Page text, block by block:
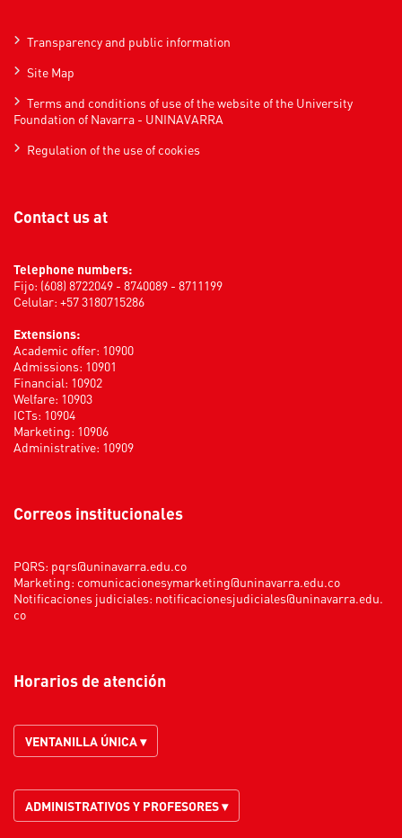
Transparency and public information
Site Map
Terms and conditions of use of the website of the University
Foundation of Navarra - UNINAVARRA
Regulation of the use of cookies
Contact us at
Telephone numbers:
Fijo: (608) 8722049 - 8740089 - 8711199
Celular: +57 3180715286
Extensions:
Academic offer: 10900
Admissions: 10901
Financial: 10902
Welfare: 10903
ICTs: 10904
Marketing: 10906
Administrative: 10909
Correos institucionales
PQRS: pqrs@uninavarra.edu.co
Marketing: comunicacionesymarketing@uninavarra.edu.co
Notificaciones judiciales: notificacionesjudiciales@uninavarra.edu.
co
Horarios de atención
VENTANILLA ÚNICA ▾
ADMINISTRATIVOS Y PROFESORES ▾